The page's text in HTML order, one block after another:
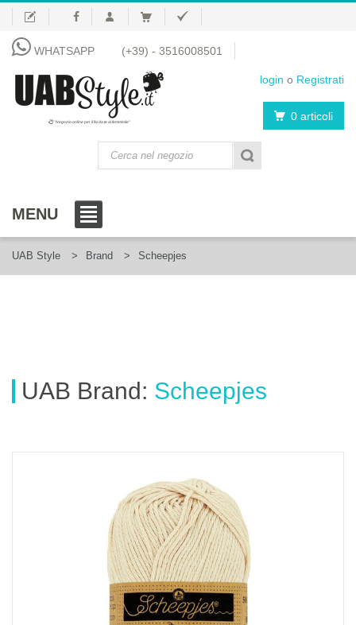
WHATSAPP (+39) - 3516008501
login o Registrati
"Negozio online per il fai da te al femminile" 0 articoli
MENU
UAB Style Brand Scheepjes
UAB Brand: Scheepjes